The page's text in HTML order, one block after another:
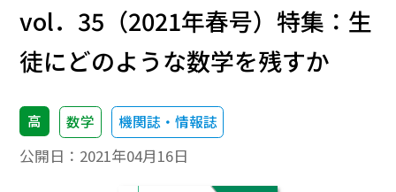
vol．35（2021年春号）特集：生
徒にどのような数学を残すか
高 数学 機関誌・情報誌
公開日： 2021年04月16日